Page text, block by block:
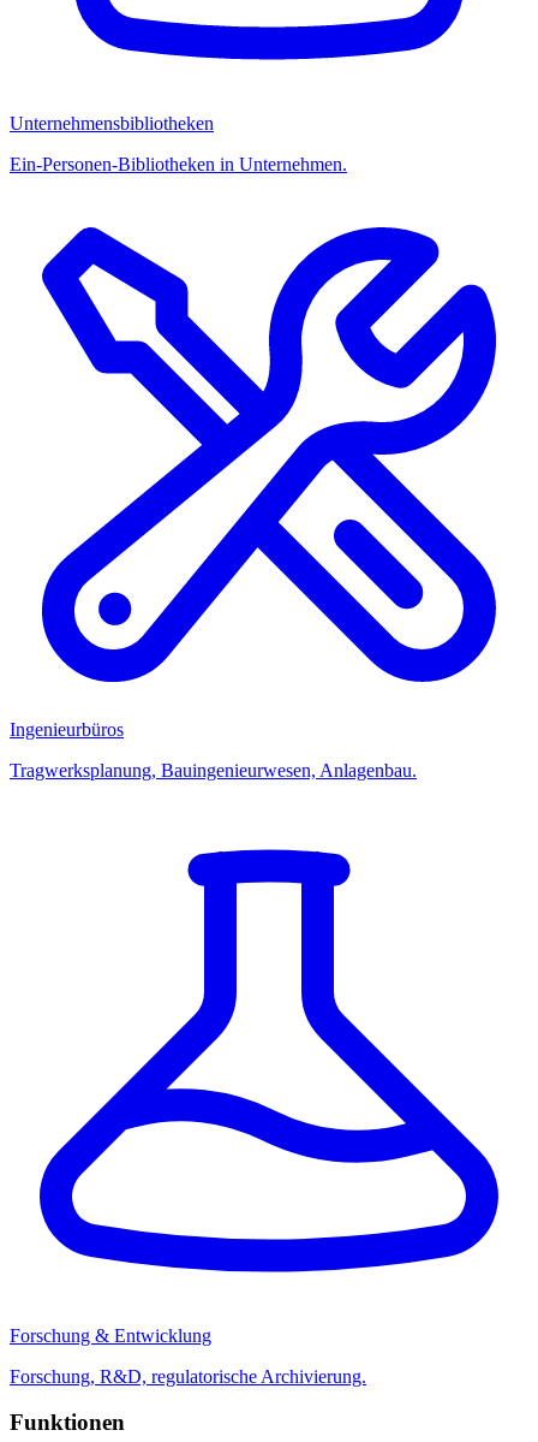
Unternehmensbibliotheken
Ein-Personen-Bibliotheken in Unternehmen.
Ingenieurbüros
Tragwerksplanung, Bauingenieurwesen, Anlagenbau.
Forschung & Entwicklung
Forschung, R&D, regulatorische Archivierung.
Funktionen